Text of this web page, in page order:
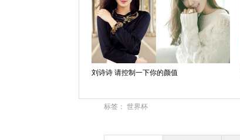
刘诗诗 请控制一下你的颜值
标签： 世界杯